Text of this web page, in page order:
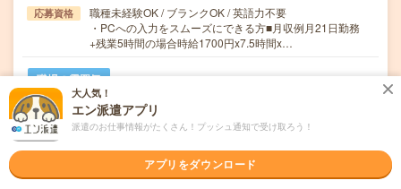
応募資格
職種未経験OK / ブランクOK / 英語力不要
・PCへの入力をスムーズにできる方■月収例月21日勤務
+残業5時間の場合時給1700円x7.5時間x…
職場の雰囲気
年齢層
20代
30代 40代 50代
女性
男性
大人気！
エン派遣アプリ
派遣のお仕事情報がたくさん！プッシュ通知で受け取ろう！
アプリをダウンロード